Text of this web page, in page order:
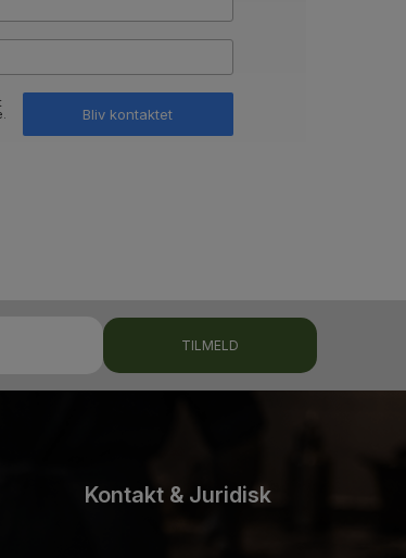
Bliv kontaktet
TILMELD
Kontakt & Juridisk